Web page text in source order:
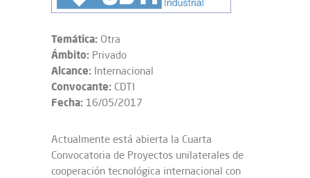
Temática: Otra
Ámbito: Privado
Alcance: Internacional
Convocante: CDTI
Fecha: 16/05/2017
Actualmente está abierta la Cuarta
Convocatoria de Proyectos unilaterales de
cooperación tecnológica internacional con